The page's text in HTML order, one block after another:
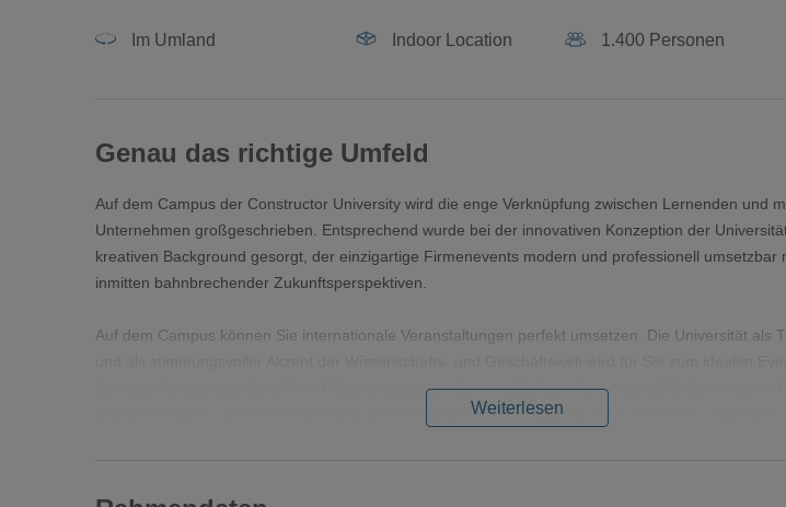
Im Umland Indoor Location 1.400 Personen
Genau das richtige Umfeld
Auf dem Campus der Constructor University wird die enge Verknüpfung zwischen Lernenden und
Unternehmen großgeschrieben. Entsprechend wurde bei der innovativen Konzeption der
kreativen Background gesorgt, der einzigartige Firmenevents modern und professionell umsetzbar
inmitten bahnbrechender Zukunftsperspektiven.
Auf dem Campus können Sie internationale Veranstaltungen perfekt umsetzen. Die Universität als
Campus-Atmosphäre für all Ihre Gäste erlebbar ist. Zum weitläufigen Ambiente stößt die moderne
Raumensembles, das für die Buchung als Eventlocation zur Verfügung steht. Incentives, Tagungen,
Weiterlesen